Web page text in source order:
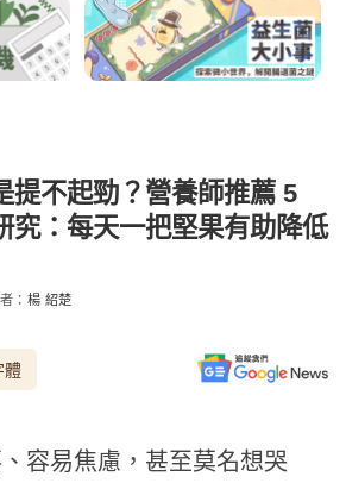
提不起勁？營養師推薦 5
究：每天一把堅果有助降低
： 楊 紹楚
體
容易焦慮，甚至莫名想哭